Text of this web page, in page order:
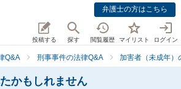
弁護士の方はこちら
投稿する 探す 閲覧履歴 マイリスト ログイン
Q&A 刑事事件の法律Q&A 加害者（未成年）
かもしれません